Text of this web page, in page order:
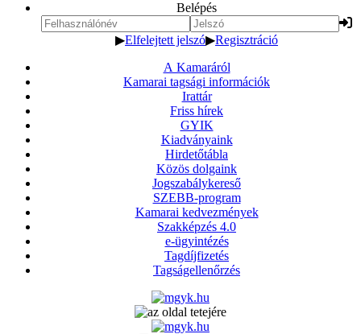
Belépés
▶Elfelejtett jelszó▶Regisztráció
A Kamaráról
Kamarai tagsági információk
Irattár
Friss hírek
GYIK
Kiadványaink
Hirdetőtábla
Közös dolgaink
Jogszabálykereső
SZEBB-program
Kamarai kedvezmények
Szakképzés 4.0
e-ügyintézés
Tagdíjfizetés
Tagságellenőrzés